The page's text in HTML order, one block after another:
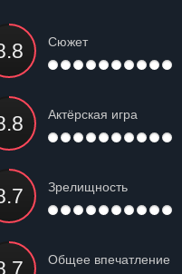
Сюжет
Актёрская игра
Зрелищность
Общее впечатление